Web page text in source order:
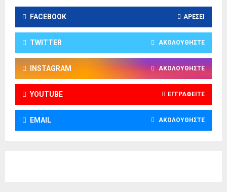
FACEBOOK ΑΡΈΣΕΙ
TWITTER ΑΚΟΛΟΥΘΉΣΤΕ
INSTAGRAM ΑΚΟΛΟΥΘΉΣΤΕ
YOUTUBE ΕΓΓΡΑΦΕΊΤΕ
EMAIL ΑΚΟΛΟΥΘΉΣΤΕ